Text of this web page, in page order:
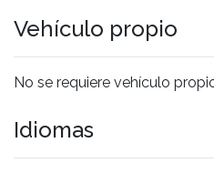
Vehículo propio
No se requiere vehículo
Idiomas